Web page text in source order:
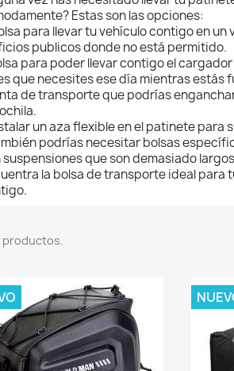
Estas son las opciones:
para llevar tu vehículo contigo en
publicos donde no está permitido.
para poder llevar contigo el
que necesites ese día mientras estás
de transporte que podrías
un aza flexible en el patinete para
podrías necesitar bolsas
suspensiones que son demasiado
la bolsa de transporte ideal para
productos.